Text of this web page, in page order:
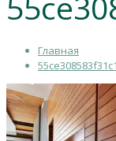
Главная